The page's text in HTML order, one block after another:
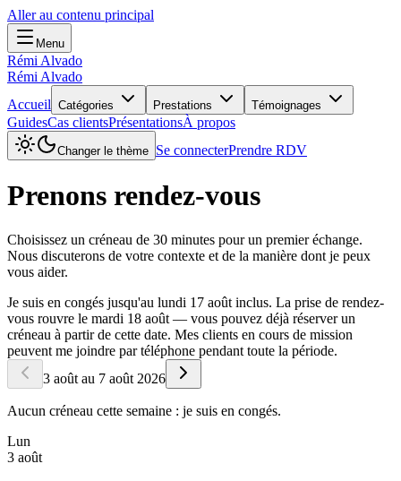
Aller au contenu principal
Menu
Rémi Alvado
Rémi Alvado
Accueil Catégories Prestations Témoignages
GuidesCas clientsPrésentationsÀ propos
Changer le thème Se connecterPrendre RDV
Prenons rendez-vous
Choisissez un créneau de 30 minutes pour un premier échange.
Nous discuterons de votre contexte et de la manière dont je peux
vous aider.
Je suis en congés jusqu'au lundi 17 août inclus. La prise de rendez-
vous rouvre le mardi 18 août — vous pouvez déjà réserver un
créneau à partir de cette date. Mes clients en cours de mission
peuvent me joindre par téléphone pendant toute la période.
3 août au 7 août 2026
Aucun créneau cette semaine : je suis en congés.
Lun
3 août